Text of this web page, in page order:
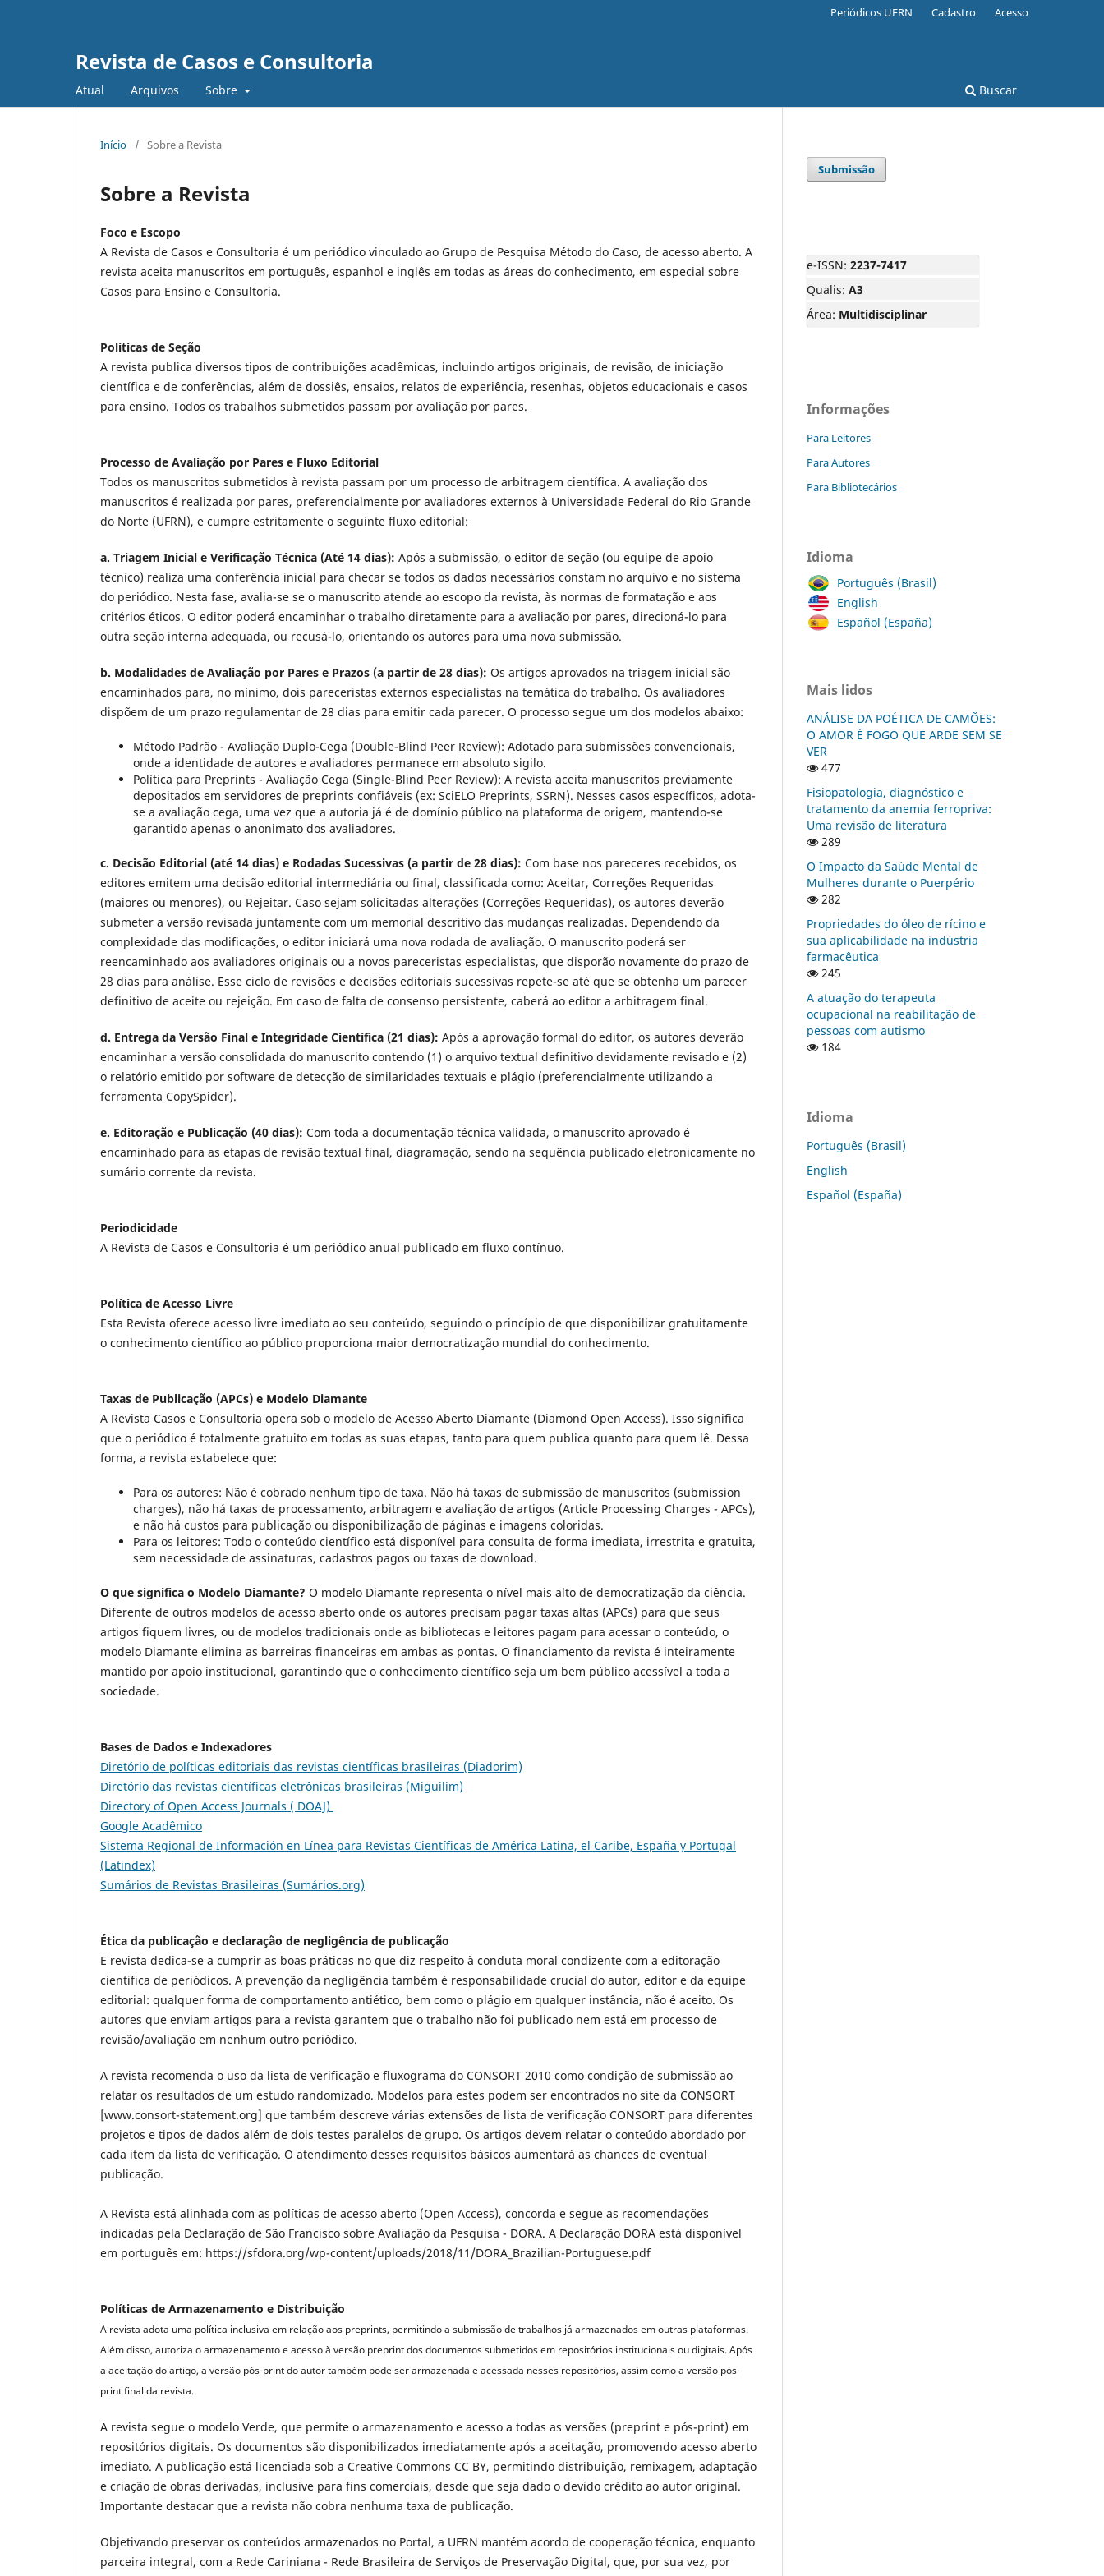
Revista de Casos e Consultoria
Atual Arquivos Sobre Buscar
Periódicos UFRN Cadastro Acesso
Início / Sobre a Revista
Sobre a Revista
Foco e Escopo
A Revista de Casos e Consultoria é um periódico vinculado ao Grupo de Pesquisa Método do Caso, de acesso aberto. A
revista aceita manuscritos em português, espanhol e inglês em todas as áreas do conhecimento, em especial sobre
Casos para Ensino e Consultoria.
Políticas de Seção
A revista publica diversos tipos de contribuições acadêmicas, incluindo artigos originais, de revisão, de iniciação
científica e de conferências, além de dossiês, ensaios, relatos de experiência, resenhas, objetos educacionais e casos
para ensino. Todos os trabalhos submetidos passam por avaliação por pares.
Processo de Avaliação por Pares e Fluxo Editorial
Todos os manuscritos submetidos à revista passam por um processo de arbitragem científica. A avaliação dos
manuscritos é realizada por pares, preferencialmente por avaliadores externos à Universidade Federal do Rio Grande
do Norte (UFRN), e cumpre estritamente o seguinte fluxo editorial:
a. Triagem Inicial e Verificação Técnica (Até 14 dias): Após a submissão, o editor de seção (ou equipe de apoio
técnico) realiza uma conferência inicial para checar se todos os dados necessários constam no arquivo e no sistema
do periódico. Nesta fase, avalia-se se o manuscrito atende ao escopo da revista, às normas de formatação e aos
critérios éticos. O editor poderá encaminhar o trabalho diretamente para a avaliação por pares, direcioná-lo para
outra seção interna adequada, ou recusá-lo, orientando os autores para uma nova submissão.
b. Modalidades de Avaliação por Pares e Prazos (a partir de 28 dias): Os artigos aprovados na triagem inicial são
encaminhados para, no mínimo, dois pareceristas externos especialistas na temática do trabalho. Os avaliadores
dispõem de um prazo regulamentar de 28 dias para emitir cada parecer. O processo segue um dos modelos abaixo:
Método Padrão - Avaliação Duplo-Cega (Double-Blind Peer Review): Adotado para submissões convencionais,
onde a identidade de autores e avaliadores permanece em absoluto sigilo.
Política para Preprints - Avaliação Cega (Single-Blind Peer Review): A revista aceita manuscritos previamente
depositados em servidores de preprints confiáveis (ex: SciELO Preprints, SSRN). Nesses casos específicos, adota-
se a avaliação cega, uma vez que a autoria já é de domínio público na plataforma de origem, mantendo-se
garantido apenas o anonimato dos avaliadores.
c. Decisão Editorial (até 14 dias) e Rodadas Sucessivas (a partir de 28 dias): Com base nos pareceres recebidos, os
editores emitem uma decisão editorial intermediária ou final, classificada como: Aceitar, Correções Requeridas
(maiores ou menores), ou Rejeitar. Caso sejam solicitadas alterações (Correções Requeridas), os autores deverão
submeter a versão revisada juntamente com um memorial descritivo das mudanças realizadas. Dependendo da
complexidade das modificações, o editor iniciará uma nova rodada de avaliação. O manuscrito poderá ser
reencaminhado aos avaliadores originais ou a novos pareceristas especialistas, que disporão novamente do prazo de
28 dias para análise. Esse ciclo de revisões e decisões editoriais sucessivas repete-se até que se obtenha um parecer
definitivo de aceite ou rejeição. Em caso de falta de consenso persistente, caberá ao editor a arbitragem final.
d. Entrega da Versão Final e Integridade Científica (21 dias): Após a aprovação formal do editor, os autores deverão
encaminhar a versão consolidada do manuscrito contendo (1) o arquivo textual definitivo devidamente revisado e (2)
o relatório emitido por software de detecção de similaridades textuais e plágio (preferencialmente utilizando a
ferramenta CopySpider).
e. Editoração e Publicação (40 dias): Com toda a documentação técnica validada, o manuscrito aprovado é
encaminhado para as etapas de revisão textual final, diagramação, sendo na sequência publicado eletronicamente no
sumário corrente da revista.
Periodicidade
A Revista de Casos e Consultoria é um periódico anual publicado em fluxo contínuo.
Política de Acesso Livre
Esta Revista oferece acesso livre imediato ao seu conteúdo, seguindo o princípio de que disponibilizar gratuitamente
o conhecimento científico ao público proporciona maior democratização mundial do conhecimento.
Taxas de Publicação (APCs) e Modelo Diamante
A Revista Casos e Consultoria opera sob o modelo de Acesso Aberto Diamante (Diamond Open Access). Isso significa
que o periódico é totalmente gratuito em todas as suas etapas, tanto para quem publica quanto para quem lê. Dessa
forma, a revista estabelece que:
Para os autores: Não é cobrado nenhum tipo de taxa. Não há taxas de submissão de manuscritos (submission
charges), não há taxas de processamento, arbitragem e avaliação de artigos (Article Processing Charges - APCs),
e não há custos para publicação ou disponibilização de páginas e imagens coloridas.
Para os leitores: Todo o conteúdo científico está disponível para consulta de forma imediata, irrestrita e gratuita,
sem necessidade de assinaturas, cadastros pagos ou taxas de download.
O que significa o Modelo Diamante? O modelo Diamante representa o nível mais alto de democratização da ciência.
Diferente de outros modelos de acesso aberto onde os autores precisam pagar taxas altas (APCs) para que seus
artigos fiquem livres, ou de modelos tradicionais onde as bibliotecas e leitores pagam para acessar o conteúdo, o
modelo Diamante elimina as barreiras financeiras em ambas as pontas. O financiamento da revista é inteiramente
mantido por apoio institucional, garantindo que o conhecimento científico seja um bem público acessível a toda a
sociedade.
Bases de Dados e Indexadores
Diretório de políticas editoriais das revistas científicas brasileiras (Diadorim)
Diretório das revistas científicas eletrônicas brasileiras (Miguilim)
Directory of Open Access Journals ( DOAJ)
Google Acadêmico
Sistema Regional de Información en Línea para Revistas Científicas de América Latina, el Caribe, España y Portugal
(Latindex)
Sumários de Revistas Brasileiras (Sumários.org)
Ética da publicação e declaração de negligência de publicação
E revista dedica-se a cumprir as boas práticas no que diz respeito à conduta moral condizente com a editoração
cientifica de periódicos. A prevenção da negligência também é responsabilidade crucial do autor, editor e da equipe
editorial: qualquer forma de comportamento antiético, bem como o plágio em qualquer instância, não é aceito. Os
autores que enviam artigos para a revista garantem que o trabalho não foi publicado nem está em processo de
revisão/avaliação em nenhum outro periódico.
A revista recomenda o uso da lista de verificação e fluxograma do CONSORT 2010 como condição de submissão ao
relatar os resultados de um estudo randomizado. Modelos para estes podem ser encontrados no site da CONSORT
[www.consort-statement.org] que também descreve várias extensões de lista de verificação CONSORT para diferentes
projetos e tipos de dados além de dois testes paralelos de grupo. Os artigos devem relatar o conteúdo abordado por
cada item da lista de verificação. O atendimento desses requisitos básicos aumentará as chances de eventual
publicação.
A Revista está alinhada com as políticas de acesso aberto (Open Access), concorda e segue as recomendações
indicadas pela Declaração de São Francisco sobre Avaliação da Pesquisa - DORA. A Declaração DORA está disponível
em português em: https://sfdora.org/wp-content/uploads/2018/11/DORA_Brazilian-Portuguese.pdf
Políticas de Armazenamento e Distribuição
A revista adota uma política inclusiva em relação aos preprints, permitindo a submissão de trabalhos já armazenados em outras plataformas.
Além disso, autoriza o armazenamento e acesso à versão preprint dos documentos submetidos em repositórios institucionais ou digitais. Após
a aceitação do artigo, a versão pós-print do autor também pode ser armazenada e acessada nesses repositórios, assim como a versão pós-
print final da revista.
A revista segue o modelo Verde, que permite o armazenamento e acesso a todas as versões (preprint e pós-print) em
repositórios digitais. Os documentos são disponibilizados imediatamente após a aceitação, promovendo acesso aberto
imediato. A publicação está licenciada sob a Creative Commons CC BY, permitindo distribuição, remixagem, adaptação
e criação de obras derivadas, inclusive para fins comerciais, desde que seja dado o devido crédito ao autor original.
Importante destacar que a revista não cobra nenhuma taxa de publicação.
Objetivando preservar os conteúdos armazenados no Portal, a UFRN mantém acordo de cooperação técnica, enquanto
parceira integral, com a Rede Cariniana - Rede Brasileira de Serviços de Preservação Digital, que, por sua vez, por
Submissão
e-ISSN: 2237-7417
Qualis: A3
Área: Multidisciplinar
Informações
Para Leitores
Para Autores
Para Bibliotecários
Idioma
Português (Brasil)
English
Español (España)
Mais lidos
ANÁLISE DA POÉTICA DE CAMÕES:
O AMOR É FOGO QUE ARDE SEM SE
VER
477
Fisiopatologia, diagnóstico e
tratamento da anemia ferropriva:
Uma revisão de literatura
289
O Impacto da Saúde Mental de
Mulheres durante o Puerpério
282
Propriedades do óleo de rícino e
sua aplicabilidade na indústria
farmacêutica
245
A atuação do terapeuta
ocupacional na reabilitação de
pessoas com autismo
184
Idioma
Português (Brasil)
English
Español (España)